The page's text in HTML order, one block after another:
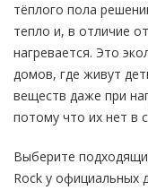
тёплого пола
тепло и, в отличие
нагревается. Это
домов, где живут
веществ даже при
потому что их нет в
Выберите
Rock у официальных